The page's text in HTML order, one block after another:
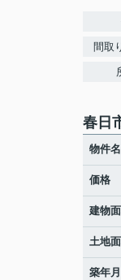
間取
春日
物件名
価格
建物
土地
築年月